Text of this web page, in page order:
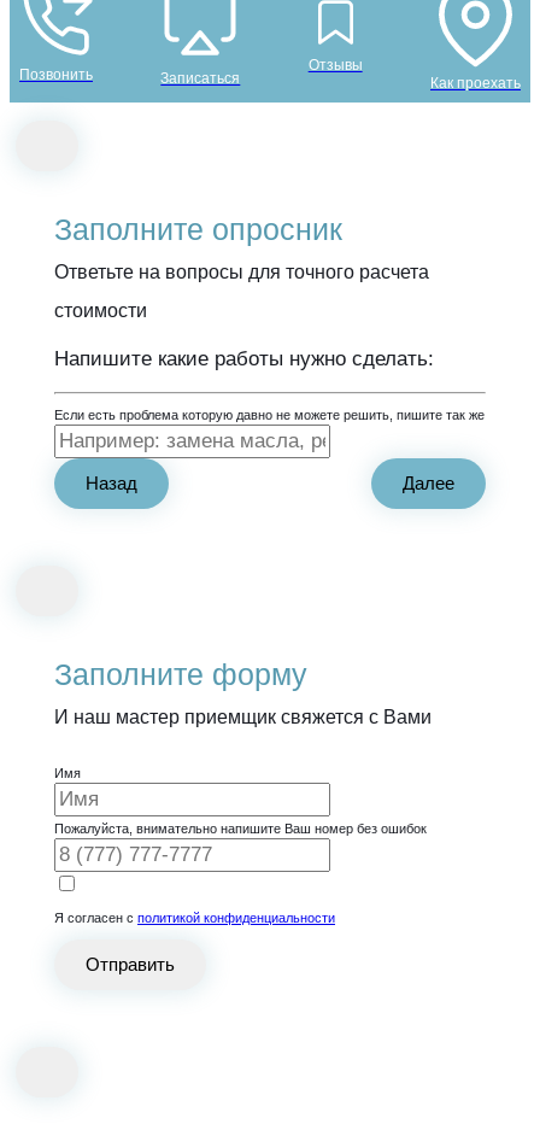
Позвонить Записаться
Отзывы
Как проехать
Заполните опросник
Ответьте на вопросы для точного расчета
стоимости
Напишите какие работы нужно сделать:
Если есть проблема которую давно не можете решить, пишите так же
Назад Далее
Заполните форму
И наш мастер приемщик свяжется с Вами
Имя
Пожалуйста, внимательно напишите Ваш номер без ошибок
Я согласен с политикой конфиденциальности
Отправить